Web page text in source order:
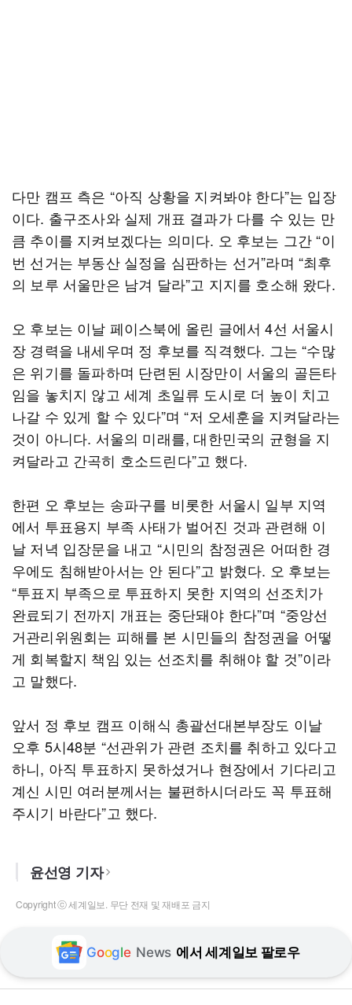
다만 캠프 측은 “아직 상황을 지켜봐야 한다”는 입장
이다. 출구조사와 실제 개표 결과가 다를 수 있는 만
큼 추이를 지켜보겠다는 의미다. 오 후보는 그간 “이
번 선거는 부동산 실정을 심판하는 선거”라며 “최후
의 보루 서울만은 남겨 달라”고 지지를 호소해 왔다.
오 후보는 이날 페이스북에 올린 글에서 4선 서울시
장 경력을 내세우며 정 후보를 직격했다. 그는 “수많
은 위기를 돌파하며 단련된 시장만이 서울의 골든타
임을 놓치지 않고 세계 초일류 도시로 더 높이 치고
나갈 수 있게 할 수 있다”며 “저 오세훈을 지켜달라는
것이 아니다. 서울의 미래를, 대한민국의 균형을 지
켜달라고 간곡히 호소드린다”고 했다.
한편 오 후보는 송파구를 비롯한 서울시 일부 지역
에서 투표용지 부족 사태가 벌어진 것과 관련해 이
날 저녁 입장문을 내고 “시민의 참정권은 어떠한 경
우에도 침해받아서는 안 된다”고 밝혔다. 오 후보는
“투표지 부족으로 투표하지 못한 지역의 선조치가
완료되기 전까지 개표는 중단돼야 한다”며 “중앙선
거관리위원회는 피해를 본 시민들의 참정권을 어떻
게 회복할지 책임 있는 선조치를 취해야 할 것”이라
고 말했다.
앞서 정 후보 캠프 이해식 총괄선대본부장도 이날
오후 5시48분 “선관위가 관련 조치를 취하고 있다고
하니, 아직 투표하지 못하셨거나 현장에서 기다리고
계신 시민 여러분께서는 불편하시더라도 꼭 투표해
주시기 바란다”고 했다.
윤선영 기자
Copyright ⓒ 세계일보. 무단 전재 및 재배포 금지
Google News 에서 세계일보 팔로우